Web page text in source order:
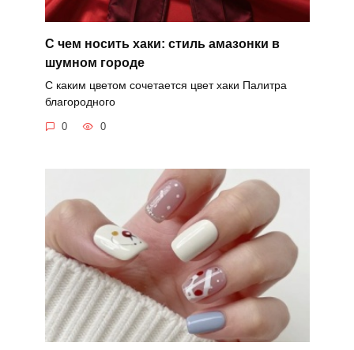
С чем носить хаки: стиль амазонки в
шумном городе
С каким цветом сочетается цвет хаки Палитра
благородного
0 0